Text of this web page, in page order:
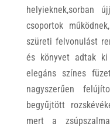
helyieknek,sorban
csoportok
szüreti felvonulást
és könyvet adtak
elegáns színes
nagyszerűen
begyűjtött
mert a